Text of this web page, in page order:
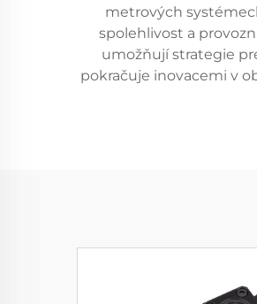
metrových
spolehlivost a
umožňují strategie
pokračuje inovacemi v